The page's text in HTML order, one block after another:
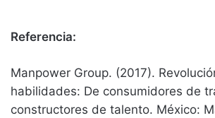
Referencia:
Manpower Group. (2017).
habilidades: De consumidores de
constructores de talento. México: